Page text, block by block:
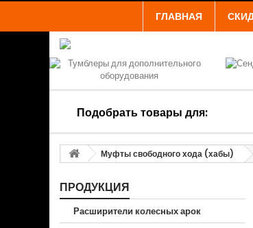
ГЛАВНАЯ
Подобрать товары для:
Муфты свободного хода (хабы)
ПРОДУКЦИЯ
Расширители колесных арок